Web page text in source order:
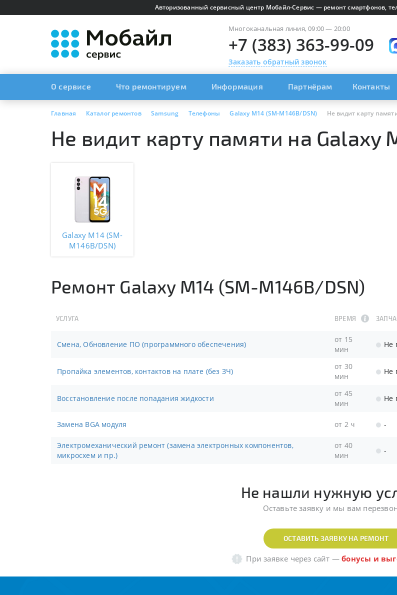
Авторизованный сервисный центр Мобайл-Сервис — ремонт смартфонов,
Многоканальная линия, 09:00 — 20:00
+7 (383) 363-99-09
Заказать обратный звонок
О сервисе Что ремонтируем Информация Партнёрам Контакты
Главная Каталог ремонтов Samsung Телефоны Galaxy M14 (SM-M146B/DSN) Не видит карту
Не видит карту памяти на Galaxy
Galaxy M14 (SM-
M146B/DSN)
Ремонт Galaxy M14 (SM-M146B/DSN)
УСЛУГА ВРЕМЯ
Смена, Обновление ПО (программного обеспечения)
от 15
мин
Пропайка элементов, контактов на плате (без ЗЧ)
от 30
мин
Восстановление после попадания жидкости
от 45
мин
Замена BGA модуля от 2 ч -
Электромеханический ремонт (замена электронных компонентов,
микросхем и пр.)
от 40
мин
-
Не нашли нужную
Оставьте заявку и мы вам
ОСТАВИТЬ ЗАЯВКУ НА РЕМОНТ
При заявке через сайт —бонусы и